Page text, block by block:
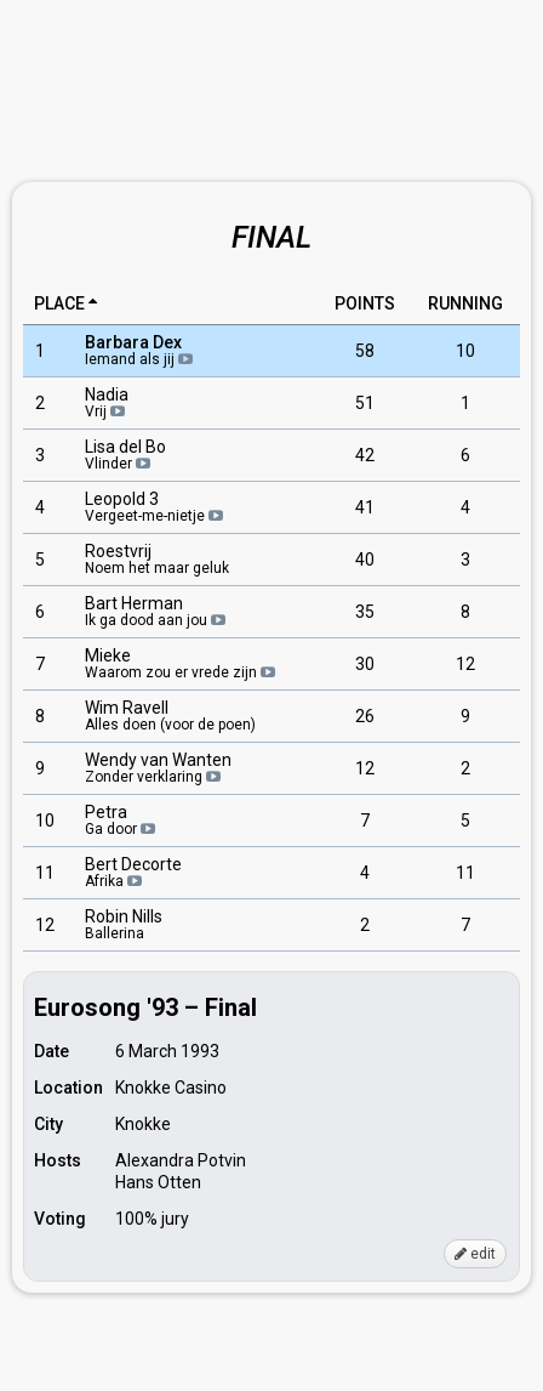
FINAL
PLACE POINTS RUNNING
1 Barbara Dex
Iemand als jij 58 10
2 Nadia
Vrij 51 1
3 Lisa del Bo
Vlinder 42 6
4 Leopold 3
Vergeet-me-nietje 41 4
5 Roestvrij
Noem het maar geluk 40 3
6 Bart Herman
Ik ga dood aan jou 35 8
7 Mieke
Waarom zou er vrede zijn 30 12
8 Wim Ravell
Alles doen (voor de poen) 26 9
9 Wendy van Wanten
Zonder verklaring 12 2
10 Petra
Ga door 7 5
11 Bert Decorte
Afrika 4 11
12 Robin Nills
Ballerina 2 7
Eurosong '93 – Final
Date
6 March 1993
Location
Knokke Casino
City
Knokke
Hosts
Alexandra Potvin
Hans Otten
Voting
100% jury
edit